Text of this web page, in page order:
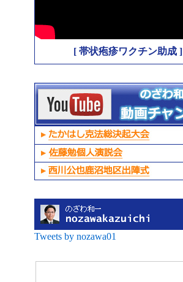
[ 帯状疱疹ワクチン助成 ]
Tweets by nozawa01